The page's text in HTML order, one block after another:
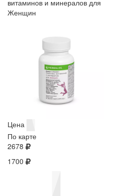
витаминов и минералов для
Женщин
Цена
По карте
2678
1700